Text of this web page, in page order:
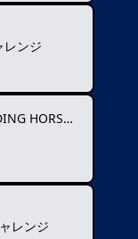
ンジ
SHOW
レンジ